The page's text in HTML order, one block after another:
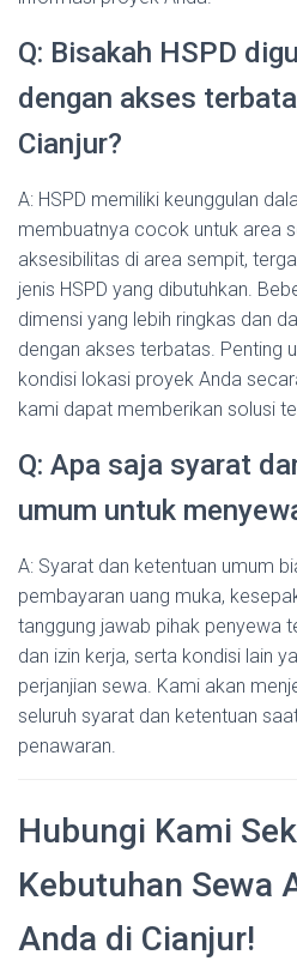
Q: Bisakah HSPD
dengan akses
Cianjur?
A: HSPD memiliki keunggulan
membuatnya cocok untuk area
aksesibilitas di area sempit,
jenis HSPD yang dibutuhkan.
dimensi yang lebih ringkas dan
dengan akses terbatas. Penting
kondisi lokasi proyek Anda
kami dapat memberikan solusi
Q: Apa saja syarat
umum untuk
A: Syarat dan ketentuan umum
pembayaran uang muka,
tanggung jawab pihak penyewa
dan izin kerja, serta kondisi lain
perjanjian sewa. Kami akan
seluruh syarat dan ketentuan
penawaran.
Hubungi Kami
Kebutuhan Sewa
Anda di Cianjur!